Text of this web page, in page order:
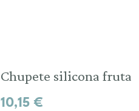
Chupete silicona fruta
10,15 €